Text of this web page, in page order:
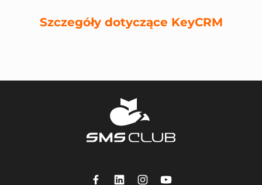
Szczegóły dotyczące KeyCRM